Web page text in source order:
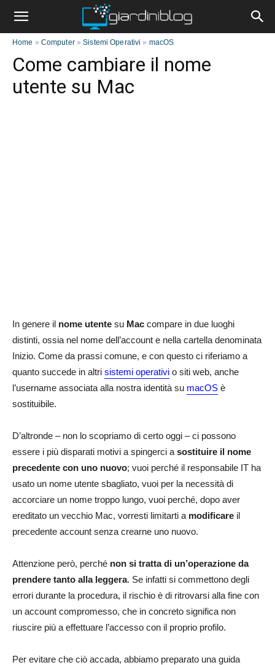
Home » Computer»Sistemi Operativi » macOS
Come cambiare il nome
utente su Mac
In genere il nome utente su Mac compare in due luoghi
distinti, ossia nel nome dell’account e nella cartella denominata
Inizio. Come da prassi comune, e con questo ci riferiamo a
quanto succede in altri sistemi operativi o siti web, anche
l’username associata alla nostra identità su macOS è
sostituibile.
D’altronde – non lo scopriamo di certo oggi – ci possono
essere i più disparati motivi a spingerci a sostituire il nome
precedente con uno nuovo; vuoi perché il responsabile IT ha
usato un nome utente sbagliato, vuoi per la necessità di
accorciare un nome troppo lungo, vuoi perché, dopo aver
ereditato un vecchio Mac, vorresti limitarti a modificare il
precedente account senza crearne uno nuovo.
Attenzione però, perché non si tratta di un’operazione da
prendere tanto alla leggera. Se infatti si commettono degli
errori durante la procedura, il rischio è di ritrovarsi alla fine con
un account compromesso, che in concreto significa non
riuscire più a effettuare l’accesso con il proprio profilo.
Per evitare che ciò accada, abbiamo preparato una guida